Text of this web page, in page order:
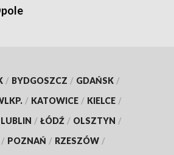
/ BYDGOSZCZ / GDAŃSK /
/ KATOWICE / KIELCE /
LUBLIN / ŁÓDŹ / OLSZTYN /
/ POZNAŃ / RZESZÓW /